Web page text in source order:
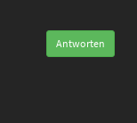
Antworten